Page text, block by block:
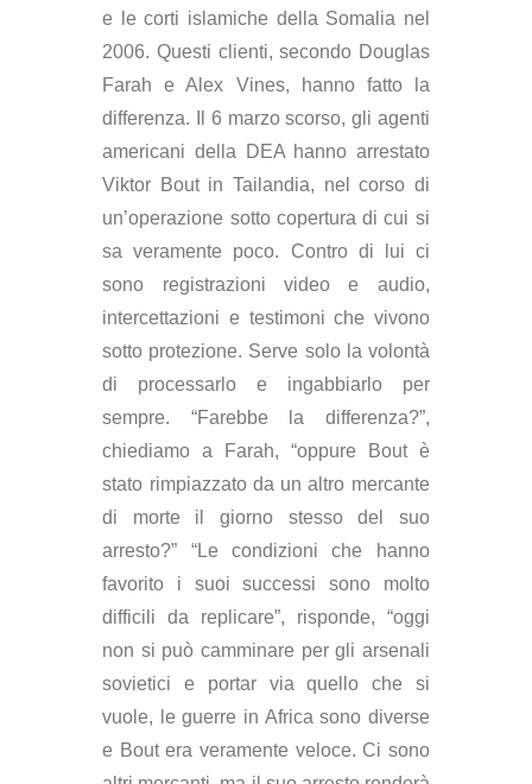
e le corti islamiche della Somalia nel
2006. Questi clienti, secondo Douglas
Farah e Alex Vines, hanno fatto la
differenza. Il 6 marzo scorso, gli agenti
americani della DEA hanno arrestato
Viktor Bout in Tailandia, nel corso di
un’operazione sotto copertura di cui si
sa veramente poco. Contro di lui ci
sono registrazioni video e audio,
intercettazioni e testimoni che vivono
sotto protezione. Serve solo la volontà
di processarlo e ingabbiarlo per
sempre. “Farebbe la differenza?”,
chiediamo a Farah, “oppure Bout è
stato rimpiazzato da un altro mercante
di morte il giorno stesso del suo
arresto?” “Le condizioni che hanno
favorito i suoi successi sono molto
difficili da replicare”, risponde, “oggi
non si può camminare per gli arsenali
sovietici e portar via quello che si
vuole, le guerre in Africa sono diverse
e Bout era veramente veloce. Ci sono